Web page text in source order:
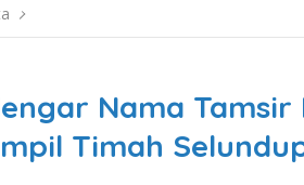
Nama
Timah